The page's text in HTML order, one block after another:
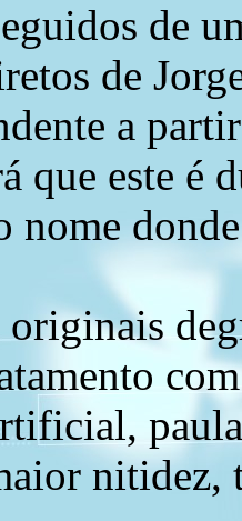
de
de
a
que este é
nome
nitidez,